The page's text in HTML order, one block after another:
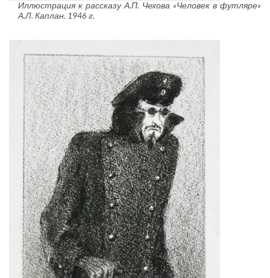
Иллюстрация к рассказу А.П. Чехова «Человек в футляре»
А.Л. Каплан. 1946 г.